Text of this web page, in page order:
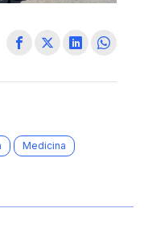
Medicina